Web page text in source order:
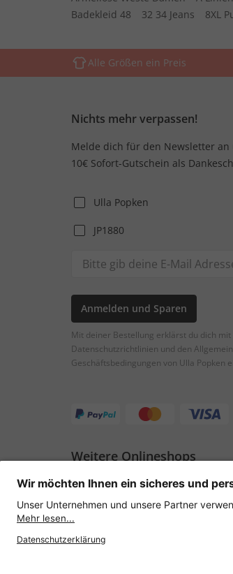
Badekleid 48
32 34 Jeans 8XL
Alle Größen ein Preis
Nichts mehr verpassen!
Melde dich für den Newsletter
10€ Sofort-Gutschein als
Ulla Popken
JP1880
Anmelden und Sparen
Mit deiner Bestellung erklärst du dich mit
Datenschutzrichtlinien und den
Geschäftsbedingungen von Ulla Popken
Weitere Onlineshops
Österreich